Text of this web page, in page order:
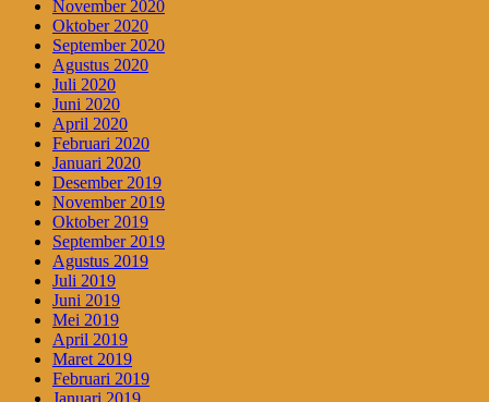
November 2020
Oktober 2020
September 2020
Agustus 2020
Juli 2020
Juni 2020
April 2020
Februari 2020
Januari 2020
Desember 2019
November 2019
Oktober 2019
September 2019
Agustus 2019
Juli 2019
Juni 2019
Mei 2019
April 2019
Maret 2019
Februari 2019